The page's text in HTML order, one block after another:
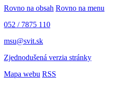
Rovno na obsah Rovno na menu
052 / 7875 110
msu@svit.sk
Zjednodušená verzia stránky
Mapa webu RSS